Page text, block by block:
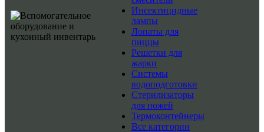
Инсектицидные
лампы
Лопаты для
пиццы
Решетки для
жарки
Системы
водоподготовки
Стерилизаторы
для ножей
Термоконтейнеры
Все категории